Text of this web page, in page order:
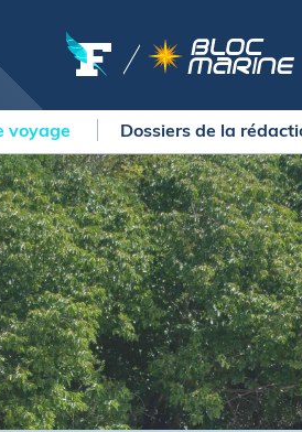
large
du Figaro Paprec
Challenge
- Destination
MÉTÉO
LIFESTYLE
Shopping
Culture
Gastronomie
Blogs
SERVICES
Nos
voyage Dossiers de la